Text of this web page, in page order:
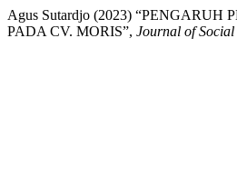
Agus Sutardjo (2023)
PADA CV. MORIS”, Journal of Social